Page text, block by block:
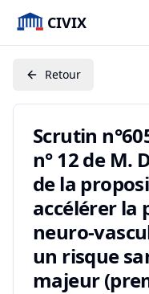
CIVIX
Retour
Scrutin
n° 12 de M.
de la
accélérer la
neuro-
un risque
majeur